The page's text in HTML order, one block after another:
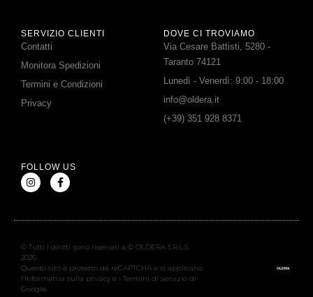
SERVIZIO CLIENTI
Contatti
Monitora Spedizioni
Termini e Condizioni
Privacy
DOVE CI TROVIAMO
Via Cesare Battisti, 5280 -
Taranto 74121
Lunedì - Venerdì: 9:00 - 18:00
info@oldera.it
(+39) 351 928 8371
FOLLOW US
© Tutti i diritti sono riservati a © OLDERA S.R.L.S.
2026
Questo sito è protetto da reCAPTCHA e si applicano
l’Informativa sulla privacy e i Termini di servizio di
Google.